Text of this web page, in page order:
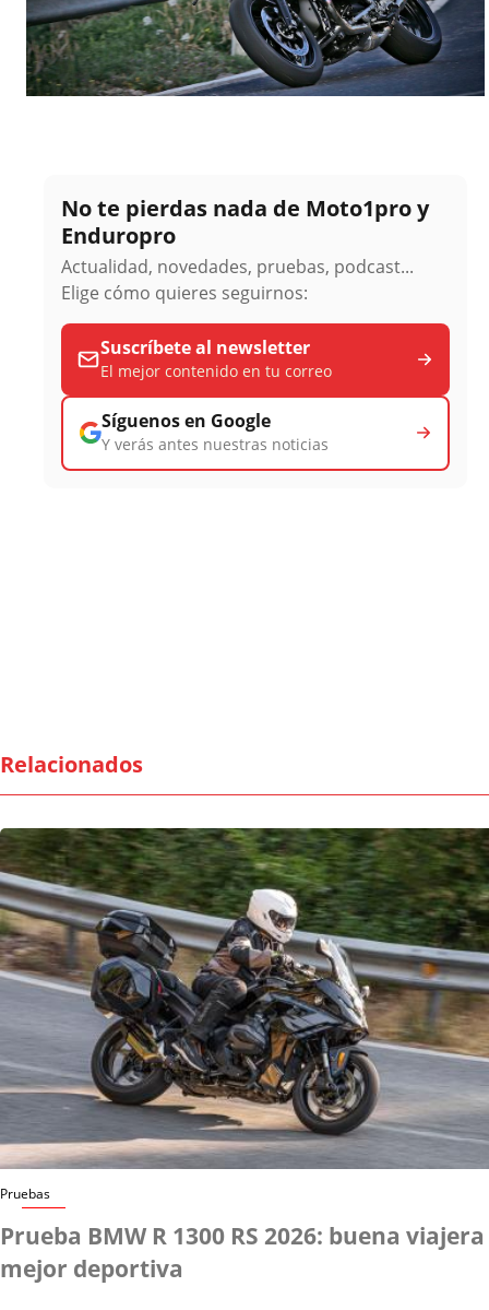
No te pierdas nada de Moto1pro y
Enduropro
Actualidad, novedades, pruebas, podcast...
Elige cómo quieres seguirnos:
Suscríbete al newsletter
El mejor contenido en tu correo
Síguenos en Google
Y verás antes nuestras noticias
Relacionados
Pruebas
Prueba BMW R 1300 RS 2026: buena
mejor deportiva